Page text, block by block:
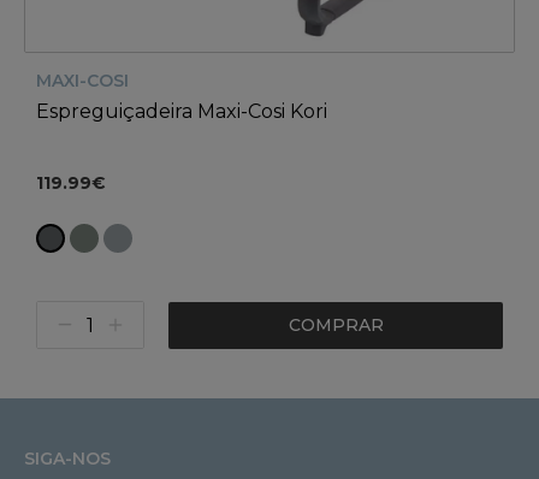
MAXI-COSI
Espreguiçadeira Maxi-Cosi Kori
119.99€
COMPRAR
SIGA-NOS